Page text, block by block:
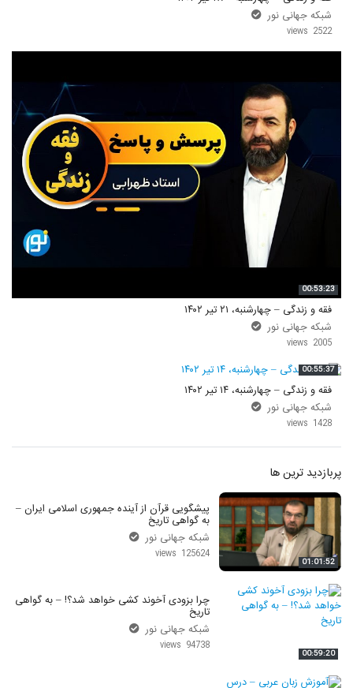
شبکه جهانی نور
2522 views
00:53:23
فقه و زندگی – چهارشنبه، ۲۱ تیر ۱۴۰۲
شبکه جهانی نور
2005 views
00:55:37
فقه و زندگی – چهارشنبه، ۱۴ تیر ۱۴۰۲
شبکه جهانی نور
1428 views
پربازدید ترین ها
01:01:52
پیشگویی قرآن از آینده جمهوری اسلامی ایران –
به گواهی تاریخ
شبکه جهانی نور
125624 views
00:59:20
چرا بزودی آخوند کشی خواهد شد؟! – به گواهی
تاریخ
شبکه جهانی نور
94738 views